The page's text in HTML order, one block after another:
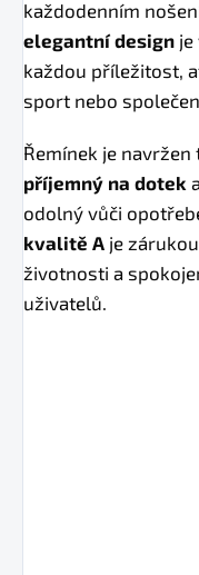
každodenním
elegantní design je
každou příležitost,
sport nebo
Řemínek je navržen
příjemný na dotek
odolný vůči
kvalitě A je
životnosti a
uživatelů.